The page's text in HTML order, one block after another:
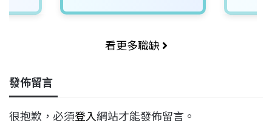
看更多職缺
發佈留言
很抱歉，必須登入網站才能發佈留言。